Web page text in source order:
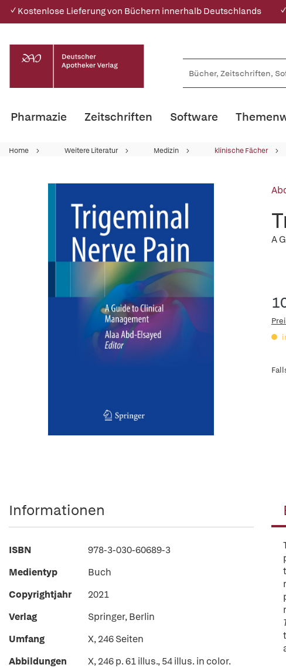
✓ Kostenlose Lieferung von Büchern innerhalb Deutschlands
Pharmazie Zeitschriften Software
Home Weitere Literatur Medizin klinische Fächer
A
Informationen
ISBN
978-3-030-60689-3
Medientyp
Buch
Copyrightjahr
2021
Verlag
Springer, Berlin
Umfang
X, 246 Seiten
Abbildungen
X, 246 p. 61 illus., 54 illus. in color.